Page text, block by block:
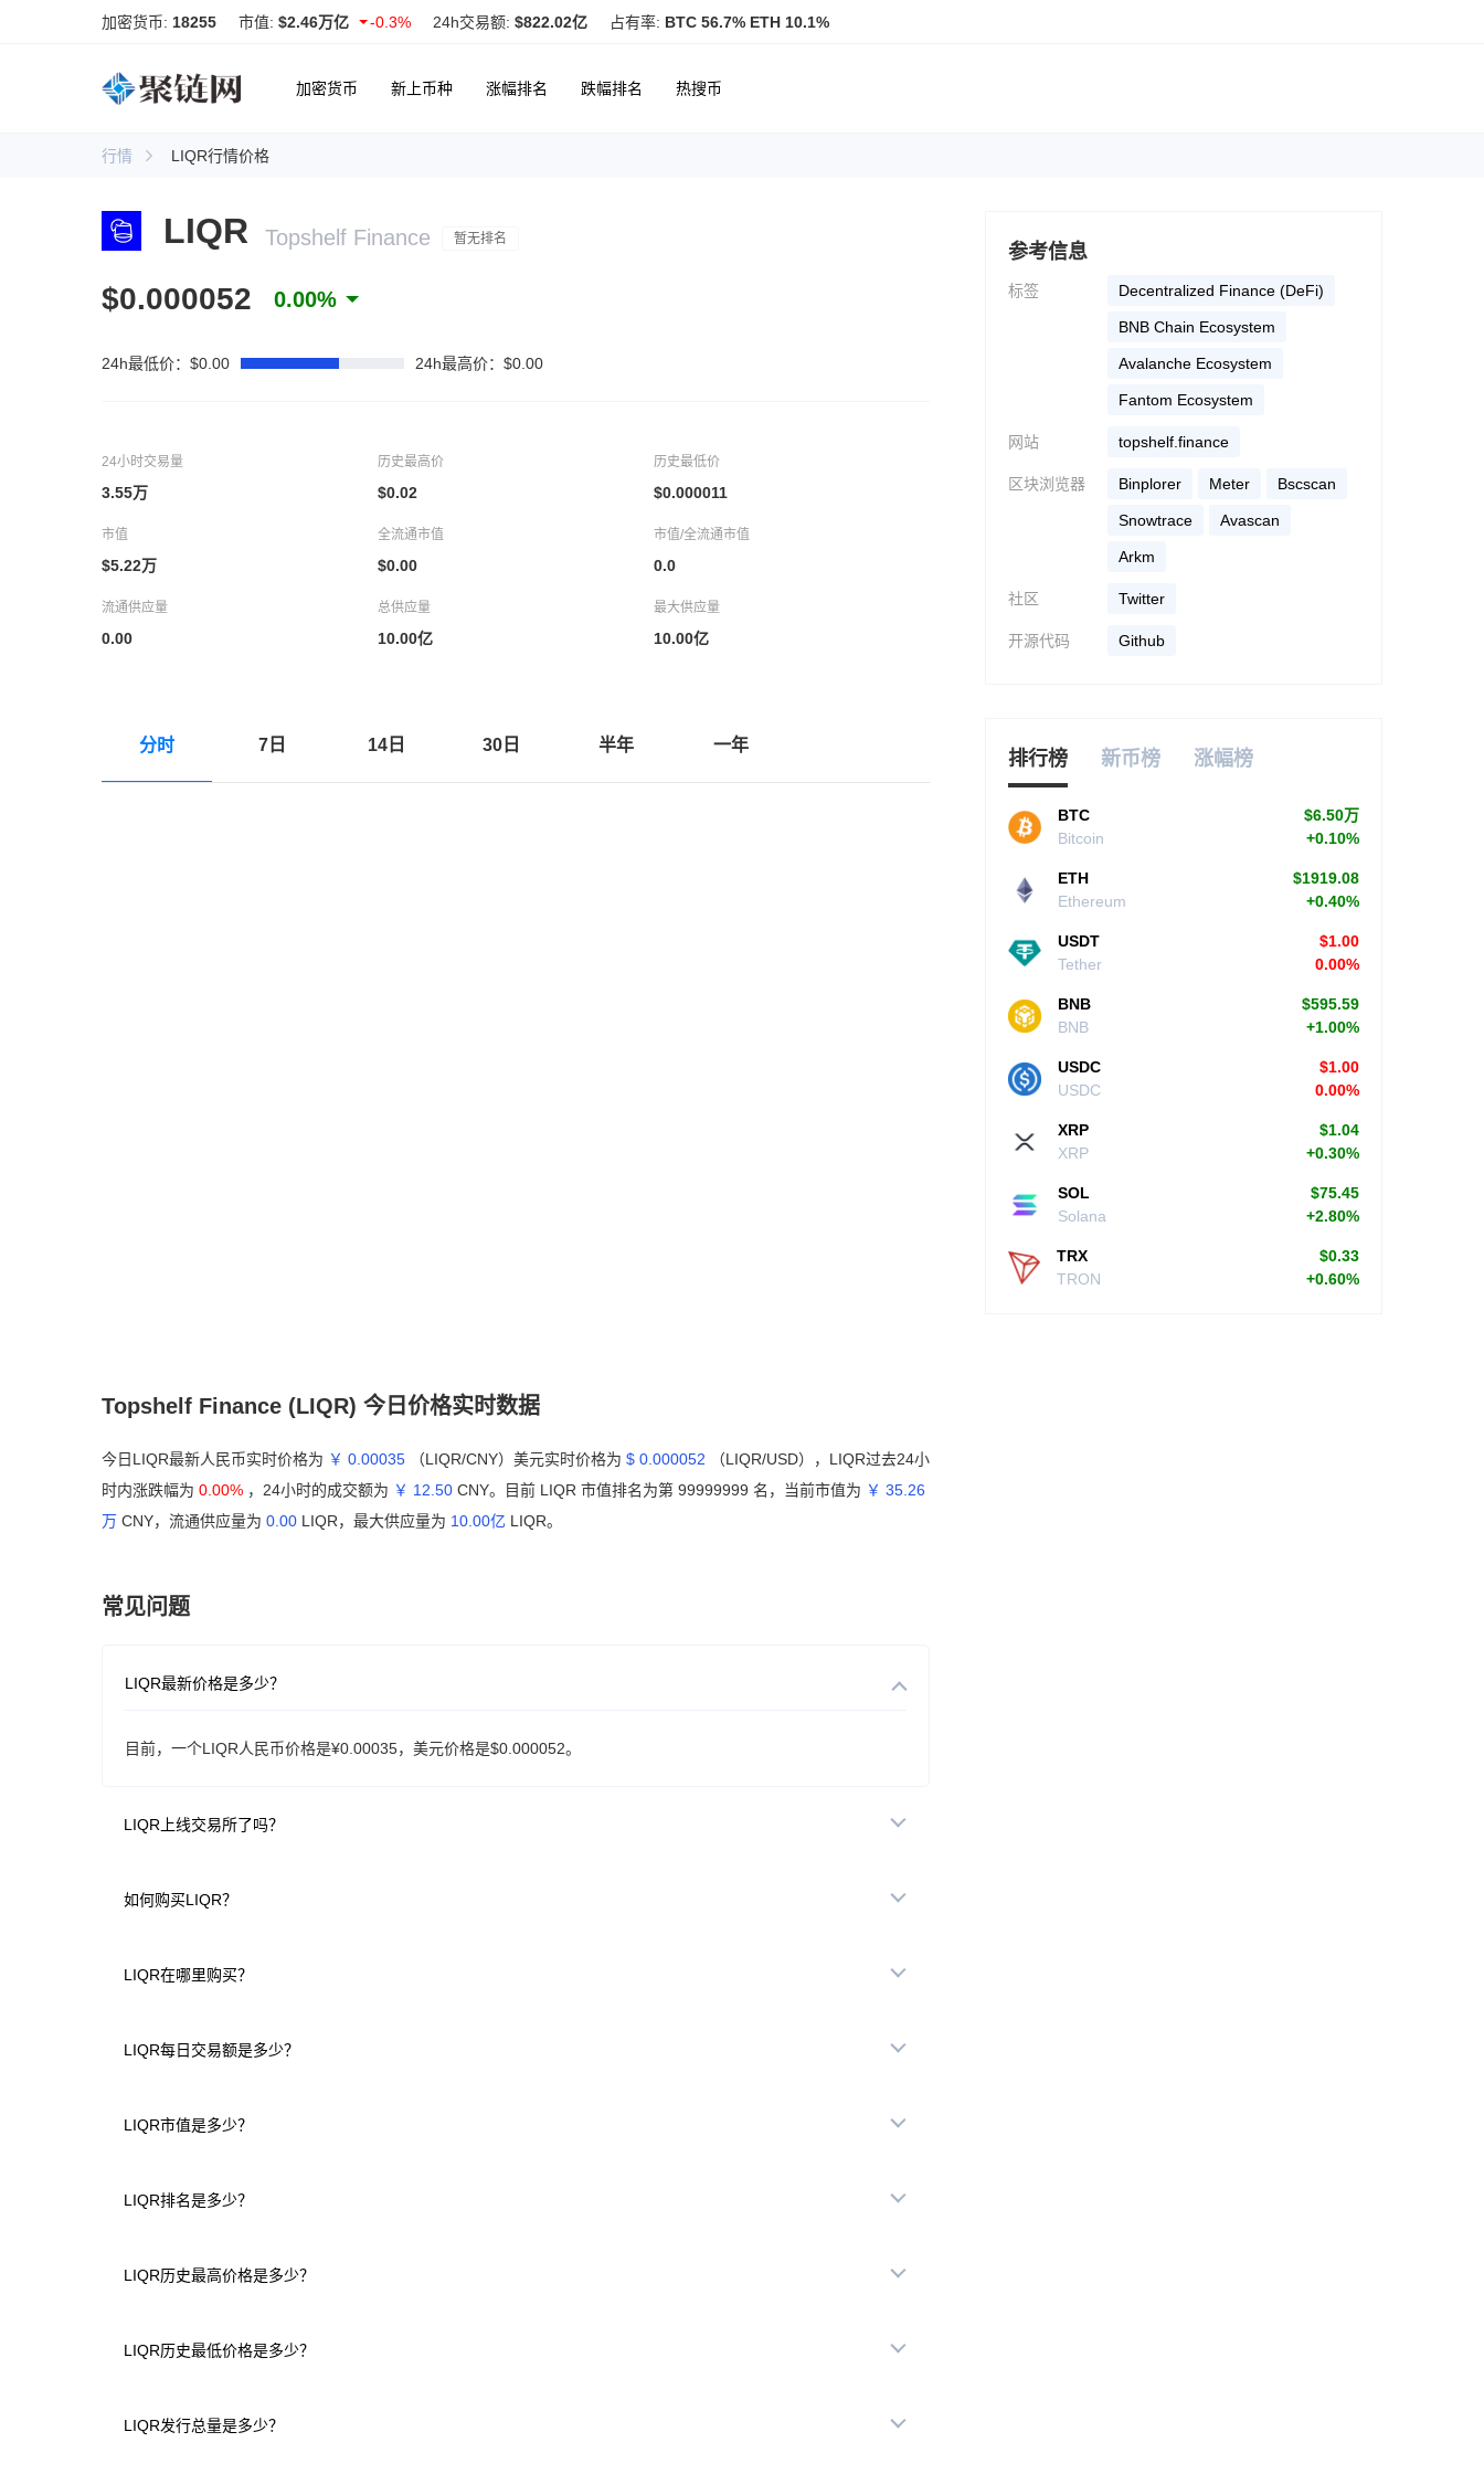
加密货币: 18255 市值: $2.46万亿 -0.3% 24h交易额: $822.02亿 占有率: BTC 56.7% ETH 10.1%
加密货币 新上币种 涨幅排名 跌幅排名 热搜币
行情 LIQR行情价格
LIQR Topshelf Finance 暂无排名
$0.000052 0.00%
24h最低价：$0.00 24h最高价：$0.00
24小时交易量
3.55万
历史最高价
$0.02
历史最低价
$0.000011
市值
$5.22万
全流通市值
$0.00
市值/全流通市值
0.0
流通供应量
0.00
总供应量
10.00亿
最大供应量
10.00亿
分时 7日 14日 30日 半年 一年
Topshelf Finance (LIQR) 今日价格实时数据
今日LIQR最新人民币实时价格为 ￥ 0.00035 （LIQR/CNY）美元实时价格为 $ 0.000052 （LIQR/USD），LIQR过去24小
时内涨跌幅为 0.00% ，24小时的成交额为 ￥ 12.50 CNY。目前 LIQR 市值排名为第 99999999 名，当前市值为 ￥ 35.26
万 CNY，流通供应量为 0.00 LIQR，最大供应量为 10.00亿 LIQR。
常见问题
LIQR最新价格是多少？
目前，一个LIQR人民币价格是¥0.00035，美元价格是$0.000052。
LIQR上线交易所了吗？
如何购买LIQR？
LIQR在哪里购买？
LIQR每日交易额是多少？
LIQR市值是多少？
LIQR排名是多少？
LIQR历史最高价格是多少？
LIQR历史最低价格是多少？
LIQR发行总量是多少？
参考信息
标签 Decentralized Finance (DeFi)
BNB Chain Ecosystem
Avalanche Ecosystem
Fantom Ecosystem
网站 topshelf.finance
区块浏览器 binplorer meter bscscan
snowtrace avascan
arkm
社区 Twitter
开源代码 Github
排行榜 新币榜 涨幅榜
BTC
Bitcoin
$6.50万
+0.10%
ETH
Ethereum
$1919.08
+0.40%
USDT
Tether
$1.00
0.00%
BNB
BNB
$595.59
+1.00%
USDC
USDC
$1.00
0.00%
XRP
XRP
$1.04
+0.30%
SOL
Solana
$75.45
+2.80%
TRX
TRON
$0.33
+0.60%